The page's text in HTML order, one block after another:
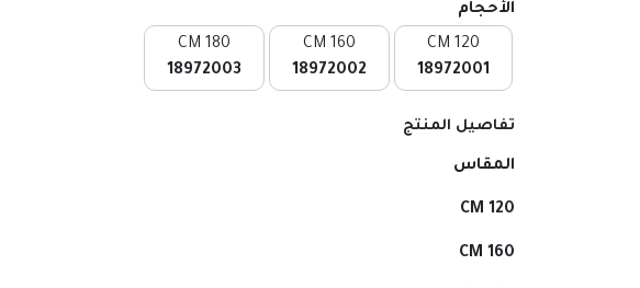
الأحجام
120 CM
18972001
160 CM
18972002
180 CM
18972003
تفاصيل المنتج
المقاس
120 CM
160 CM